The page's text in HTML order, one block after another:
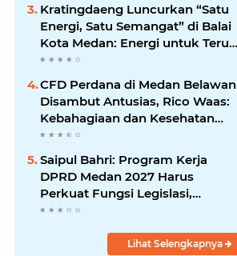
Kratingdaeng Luncurkan “Satu
Energi, Satu Semangat” di Balai
Kota Medan: Energi untuk Terus
Bergerak Maju
CFD Perdana di Medan Belawan
Disambut Antusias, Rico Waas:
Kebahagiaan dan Kesehatan
Harus Hadir di Seluruh Penjuru
Saipul Bahri: Program Kerja
DPRD Medan 2027 Harus
Perkuat Fungsi Legislasi,
Anggaran dan Pengawasan
Lihat Selengkapnya